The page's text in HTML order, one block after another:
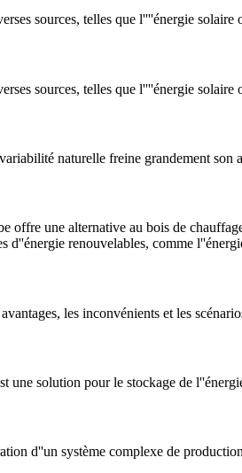
sources, telles que l''''énergie
sources, telles que l''''énergie
naturelle freine grandement son
une alternative au bois de
d''énergie renouvelables, comme
les inconvénients et les
solution pour le stockage de
d''un système complexe de